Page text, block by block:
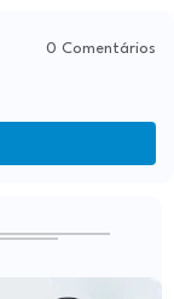
0 Comentários